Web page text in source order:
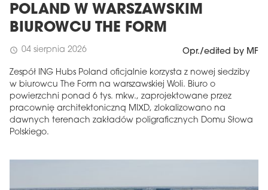
POLAND W WARSZAWSKIM
BIUROWCU THE FORM
schedule 04 sierpnia 2026 Opr./edited by MF
Zespół ING Hubs Poland oficjalnie korzysta z nowej siedziby
w biurowcu The Form na warszawskiej Woli. Biuro o
powierzchni ponad 6 tys. mkw., zaprojektowane przez
pracownię architektoniczną MIXD, zlokalizowano na
dawnych terenach zakładów poligraficznych Domu Słowa
Polskiego.